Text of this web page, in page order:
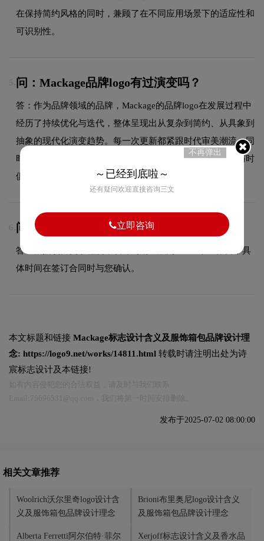
在保持简约风格的同时，兼顾了在不同应用场景下的适应性和
可识别性。
5. 问：Mackage品牌logo有过演变吗？
答：作为品牌领域的品牌，Mackage的品牌logo在发展过程中
经历了持续优化与迭代，整体呈现出从复杂到简约、从具象到
抽象的现代化演变趋势。每一次更新都紧跟时代审美潮流，同
时保持品牌核心识别元素的延续性，使品牌视觉形象始终与时
俱进，历久弥新。
6. 问：LOGO设计周期多久？
答：根据项目复杂程度，设计周期一般为5至22个工作日，具
体时间在签订合同时与您确认。
本文标题和链接 Mackage标志设计含义及服饰箱包品牌设计理
念: https://logo9.net/works/14811.html 转载时请注明出处为诗
宸标志设计及本链接!
发布于2025-07-02 08:00:00
相关文章推荐
Woolrich沃尔里奇logo设计含
义及服饰箱包品牌设计理念
Brioni布里奥尼logo设计含义
及服饰箱包品牌设计理念
Alberta Ferretti阿尔伯特·菲尔
Xerjoff标志设计含义及香水品
不再弹出
～已经到底啦～
还有疑问欢迎直接咨询三文
立即咨询